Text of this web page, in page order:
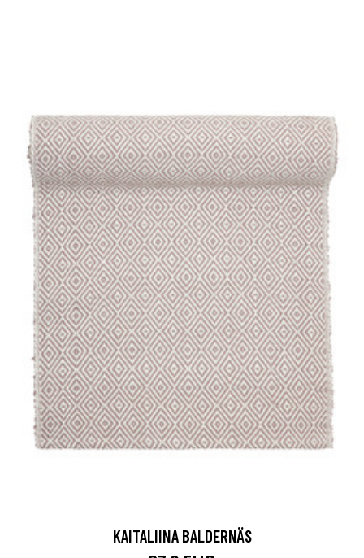
KAITALIINA BALDERNÄS